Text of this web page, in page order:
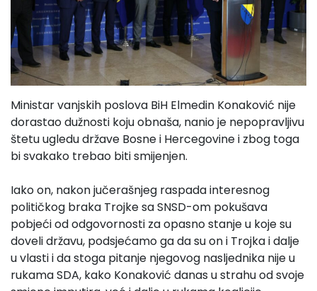
Ministar vanjskih poslova BiH Elmedin Konaković nije
dorastao dužnosti koju obnaša, nanio je nepopravljivu
štetu ugledu države Bosne i Hercegovine i zbog toga
bi svakako trebao biti smijenjen.
Iako on, nakon jučerašnjeg raspada interesnog
političkog braka Trojke sa SNSD-om pokušava
pobjeći od odgovornosti za opasno stanje u koje su
doveli državu, podsjećamo ga da su on i Trojka i dalje
u vlasti i da stoga pitanje njegovog nasljednika nije u
rukama SDA, kako Konaković danas u strahu od svoje